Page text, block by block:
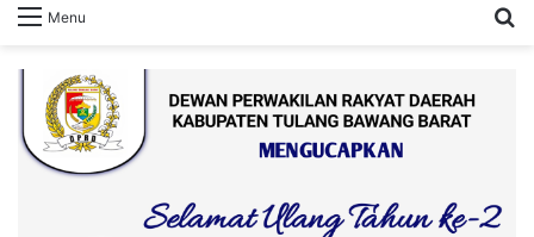
Menu